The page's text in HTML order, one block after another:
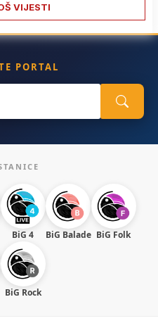
VIJESTI
PORTAL
BiG 4 BiG Balade BiG Folk
BiG Rock